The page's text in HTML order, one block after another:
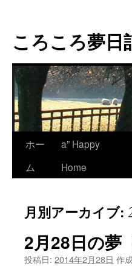
テ
ン
へ
ス
キ
ッ
プ
ころころ夢日
ホー
ム
a” Happy
Home
月別アーカイブ:
2月28日の夢
投稿日: 2014年2月28日 作